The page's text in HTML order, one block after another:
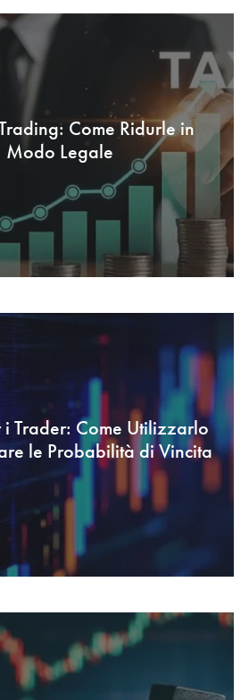
Come Ridurle in
Modo Legale
Trader: Come Utilizzarlo
le Probabilità di Vincita